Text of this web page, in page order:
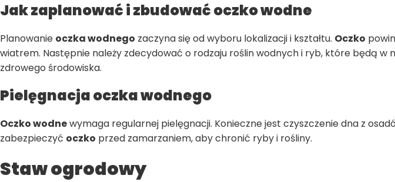
Jak zaplanować i zbudować oczko wodne
Planowanie oczka wodnego zaczyna się od wyboru lokalizacji i kształtu. Oczko
wiatrem. Następnie należy zdecydować o rodzaju roślin wodnych i ryb, które będą
zdrowego środowiska.
Pielęgnacja oczka wodnego
Oczko wodnewymaga regularnej pielęgnacji. Konieczne jest czyszczenie dna z
zabezpieczyć oczko przed zamarzaniem, aby chronić ryby i rośliny.
Staw ogrodowy